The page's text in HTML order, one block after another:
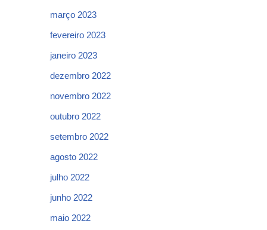
março 2023
fevereiro 2023
janeiro 2023
dezembro 2022
novembro 2022
outubro 2022
setembro 2022
agosto 2022
julho 2022
junho 2022
maio 2022